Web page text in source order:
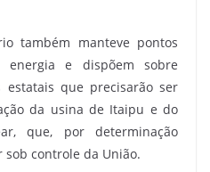
também manteve pontos
e dispõem sobre
estatais que precisarão ser
da usina de Itaipu e do
que, por determinação
controle da União.